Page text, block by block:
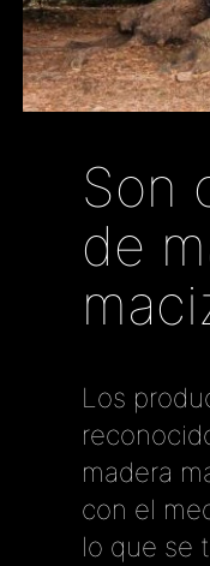
Son
de
Los
madera
con el
lo que se